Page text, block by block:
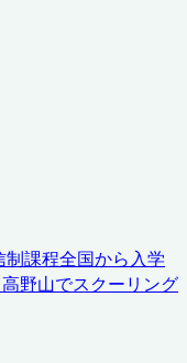
制課程全国から入学
野山でスクーリング